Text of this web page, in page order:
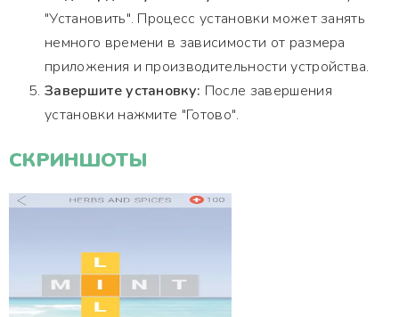
"Установить". Процесс установки может занять
немного времени в зависимости от размера
приложения и производительности устройства.
Завершите установку: После завершения
установки нажмите "Готово".
СКРИНШОТЫ